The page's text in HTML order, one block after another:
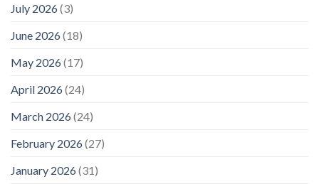
July 2026(3)
June 2026(18)
May 2026(17)
April 2026(24)
March 2026(24)
February 2026(27)
January 2026(31)